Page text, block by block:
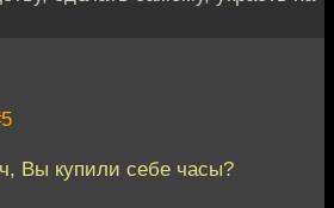
Вы купили себе часы?